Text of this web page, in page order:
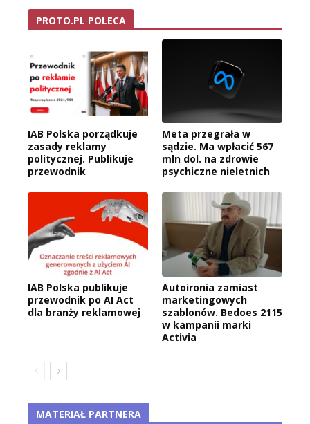
PROTO.PL POLECA
IAB Polska porządkuje
zasady reklamy
politycznej. Publikuje
przewodnik
Meta przegrała w
sądzie. Ma wpłacić 567
mln dol. na zdrowie
psychiczne nieletnich
IAB Polska publikuje
przewodnik po AI Act
dla branży reklamowej
Autoironia zamiast
marketingowych
szablonów. Bedoes 2115
w kampanii marki
Activia
MATERIAŁ PARTNERA